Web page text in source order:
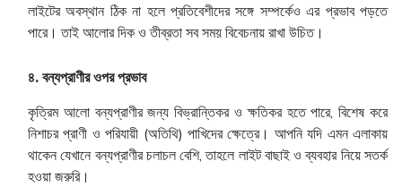
লাইটের অবস্থান ঠিক না হলে প্রতিবেশীদের সঙ্গে সম্পর্কেও এর প্রভাব পড়তে
পারে। তাই আলোর দিক ও তীব্রতা সব সময় বিবেচনায় রাখা উচিত।
৪. বন্যপ্রাণীর ওপর প্রভাব
কৃত্রিম আলো বন্যপ্রাণীর জন্য বিভ্রান্তিকর ও ক্ষতিকর হতে পারে, বিশেষ করে
নিশাচর প্রাণী ও পরিযায়ী (অতিথি) পাখিদের ক্ষেত্রে। আপনি যদি এমন এলাকায়
থাকেন যেখানে বন্যপ্রাণীর চলাচল বেশি, তাহলে লাইট বাছাই ও ব্যবহার নিয়ে সতর্ক
হওয়া জরুরি।